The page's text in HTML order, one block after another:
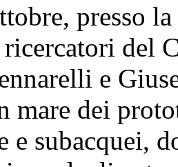
presso
del
e
mare dei
e subacquei,